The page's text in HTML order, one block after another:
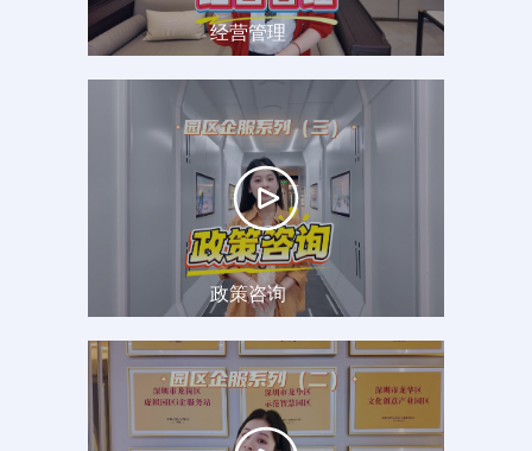
经营管理
政策咨询